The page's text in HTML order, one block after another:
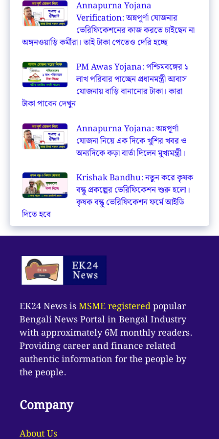
Annapurna Yojana
Verification: অন্নপূর্ণা যোজনার
ভেরিফিকেশনের কাজ করতে চাইছেন না
অঙ্গনওয়াড়ি কর্মীরা। তাই টাকা পেতেও দেরি হচ্ছে
PM Awas Yojana: পশ্চিমবঙ্গের ১
লাখ পরিবার পাচ্ছেন প্রধানমন্ত্রী আবাস
যোজনায় বাড়ি বানানোর টাকা। কারা
টাকা পাবেন দেখুন
Annapurna Yojana: অন্নপূর্ণা
যোজনা নিয়ে এক দিকে খুশির খবর ও
অন্যদিকে কড়া বার্তা দিলেন মুখ্যমন্ত্রী।
Krishak Bandhu: নতুন করে কৃষক
বন্ধু প্রকল্পের ভেরিফিকেশন শুরু হলো।
কৃষক বন্ধু ভেরিফিকেশন ফর্মে আইডি
দিতে হবে
EK24 News isMSME registeredpopular
Bengali News Portal in Bengal Industry
with approximately 6M monthly readers.
Providing career and finance related
authentic information for the people by
the people.
Company
About Us